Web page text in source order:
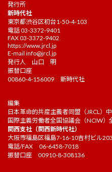
発行所
新時代社
東京都渋谷区初台1-50-4-103
電話 03-3372-9401
FAX 03-3372-9402
https://www.jrcl.jp
E-mail info@jrcl.jp
発行人 山口 明
振替口座
00860-4-156009 新時代社
編集
日本革命的共産主義者同盟（JRCL）
国際主義労働者全国協議会（NCIW）
関西支社（関西新時代社）
大阪市福島区福島7-16-10吉村ビル203
電話/FAX 06-6458-7018
振替口座 00910-8-308136